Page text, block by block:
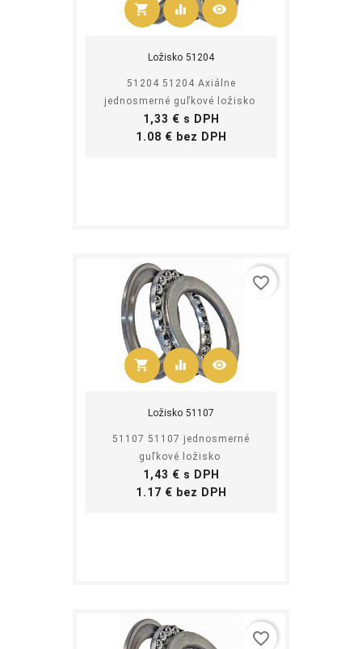
shopping_cart
Kúpiť
equalizer visibility
Ložisko 51204
51204 51204 Axiálne
jednosmerné guľkové ložisko
Cena
1,33 € s DPH
1.08 € bez DPH
shopping_cart
Kúpiť
equalizer visibility
Ložisko 51107
51107 51107 jednosmerné
guľkové ložisko
Cena
1,43 € s DPH
1.17 € bez DPH
favorite_border
favorite_border